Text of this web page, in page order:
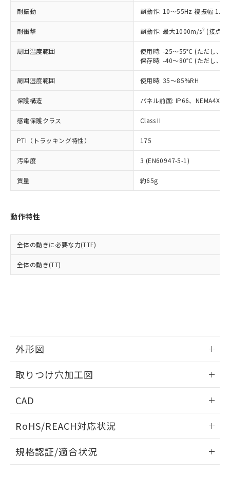
耐振動 誤動作: 10～55Hz 複振幅
耐衝撃 誤動作: 最大1000m/s2 (接点
周囲温度範囲
使用時: -25～55℃ (ただし、氷
保存時: -40～80℃ (ただし、氷
周囲湿度範囲 使用時: 35～85%RH
保護構造 パネル前面: IP66、NEMA4X,
感電保護クラス Class II
PTI（トラッキング特性） 175
汚染度 3 (EN60947-5-1)
質量 約65g
動作特性
全体の動きに必要な力(TTF)
全体の動き(TT)
外形図
取りつけ穴加工図
CAD
ドすることができます。
ログイン/会員登録
RoHS/REACH対応状況
EU RoHS 注意事項・凡例
規格認証/適合状況
記載している更新日時点での社内デー
タに基づき作成されるものであり、閲
覧された時点での実際の在庫および標
準価格とは異なる場合があることをご
正式な納期状況および標準価格はお客
様のお取引先、またはお客様担当のオ
ムロン制御機器販売店・当社販売員に
オムロン制御機器販売店や当社販売拠
販売ネットワーク
」をご確認
ください。
在庫状況および標準価格結果を当社の
事前の承諾なく第三者に漏洩または開
示しないようお願いします。
マイパーツ機能（部品リスト作成サー
ビス）をご利用いただくには、I-Web
メンバーズにご登録されている必要が
および当社の共同利用者が、当社の製
品・サービスに関するお客様との取
をご了承ください。
※当社の共同利用者とは、"個人情報
鉛(Pb) 1000ppm以下、 水銀(Hg) 1000ppm以下、 カド
六価クロム(Cr(Ⅵ)) 1000ppm以下、ポリ臭化ビフェニル
類(PBB) 1000ppm以下、ポリ臭化ジフェニルエーテル類
(PBDE) 1000ppm以下、フタル酸ビス(2-エチルヘキシ
ル) (DEHP)(別名：DOP) 1000ppm以下、フタル酸ブチ
ルベンジル（BBP） 1000ppm以下、フタル酸ジブチル
（DBP） 1000ppm以下、フタル酸ジイソブチル
(DIBP) 1000ppm以下
但し、RoHS指令で産業用監視および制御機器に対する
適用除外項目は除く。
フタル酸エステル類の４物質については閾値を超える意
図的な使用がないことを確認しています。
※2 対応予定月
部品在庫の切り替え状況などにより、予定
月が前後することがあります。
下記の非含有証明書をダウンロードするこ
とができます。
EU RoHS指令（10物質）の非含有証明書
物質の対応では、対応完了までの期間は出
荷製品に未対応品が混在することから備考
既に当社にて対応品への在庫切替を完了
していることから、特段のことがない限
り、2022年1月12日より割愛しておりま
*中国RoHS10物質の基準値 (GB/T26572)：
Pb(鉛) :1000ppm、 Hg(水銀) : 1000ppm、 Cd(カドミウ
Cr(Ⅵ)(六価クロム) : 1000ppm、 PBBs(ポリ臭化ビフェ
ニル類) : 1000ppm、 PBDEs(ポリ臭化ジフェニルエーテ
ル) : 1000ppm、
DEHP(フタル酸ビス(2-エチルヘキシル)) : 1000ppm
※2 環境保護使用期限
「ｅ」：有害物質（10物質）のすべてが基
準値以下であることを示します。
「10」：通常の使用状況下において有害物
質が外部に漏えいし、環境に深刻な影響を
及ぼさない年数を意味します。
（以下｢規制貨物等」という）を輸出
または国外への提供する場合は、日本
国政府の輸出許可(または役務取引許
可)を取得するなどの必要な手続きを
当社は規制貨物を破棄する場合は、完
全に破砕するなど、違法に輸出されな
いよう必要な手段を講じます。
当社は貴社製品を、核兵器、ミサイ
ル、化学兵器、生物兵器またはその他
武器並びにこれらの製造装置等に一切
使用いたしません。
当社は、貴社製品を第三者に販売する
場合は、上記1、2および3の内容を当
該第三者に通知します。また当社は、
販売先および販売に係わる関係者が違
法に輸出するおそれがある場合は、取
り引きをいたしません。
○ 一定数以上の在庫あり
△ 一定数には満たないが在庫あり
在庫なし(最新の在庫状況につ
いては、お客様のお取引先、ま
たはお客様担当のオムロン制御
機器販売店・当社販売員にご確
認ください)
受注生産機種、また在庫状況の
情報を公開していない機種